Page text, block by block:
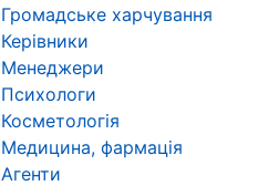
Громадське харчування
Керівники
Менеджери
Психологи
Косметологія
Медицина, фармація
Агенти